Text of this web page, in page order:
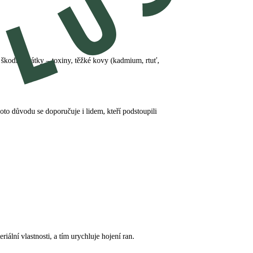
látky – toxiny, těžké kovy (kadmium, rtuť,
důvodu se doporučuje i lidem, kteří podstoupili
vlastnosti, a tím urychluje hojení ran.